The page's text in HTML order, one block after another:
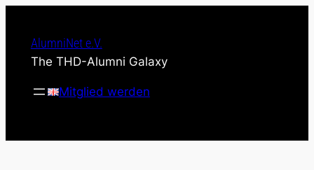
springen
AlumniNet e.V.
The THD-Alumni Galaxy
Mitglied werden